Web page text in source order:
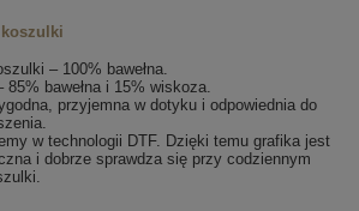
koszulki
– 100% bawełna.
85% bawełna i 15% wiskoza.
przyjemna w dotyku i odpowiednia do
w technologii DTF. Dzięki temu grafika jest
i dobrze sprawdza się przy codziennym